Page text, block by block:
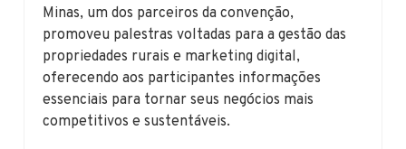
Minas, um dos parceiros da convenção,
promoveu palestras voltadas para a gestão das
propriedades rurais e marketing digital,
oferecendo aos participantes informações
essenciais para tornar seus negócios mais
competitivos e sustentáveis.